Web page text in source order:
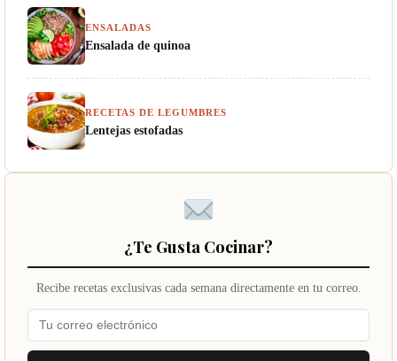
ENSALADAS
Ensalada de quinoa
RECETAS DE LEGUMBRES
Lentejas estofadas
¿Te Gusta Cocinar?
Recibe recetas exclusivas cada semana directamente en tu correo.